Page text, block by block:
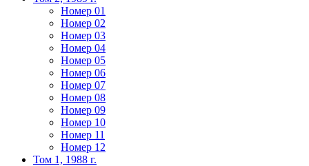
Номер 01
Номер 02
Номер 03
Номер 04
Номер 05
Номер 06
Номер 07
Номер 08
Номер 09
Номер 10
Номер 11
Номер 12
Том 1, 1988 г.